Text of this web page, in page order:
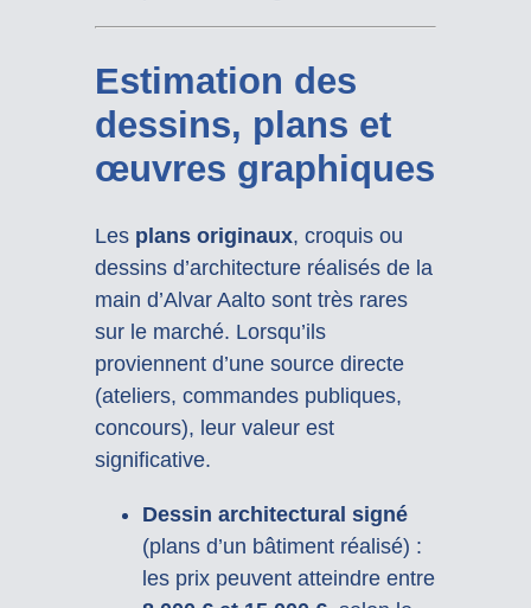
Estimation des
dessins, plans et
œuvres graphiques
Les plans originaux, croquis ou
dessins d’architecture réalisés de la
main d’Alvar Aalto sont très rares
sur le marché. Lorsqu’ils
proviennent d’une source directe
(ateliers, commandes publiques,
concours), leur valeur est
significative.
Dessin architectural signé
(plans d’un bâtiment réalisé) :
les prix peuvent atteindre entre